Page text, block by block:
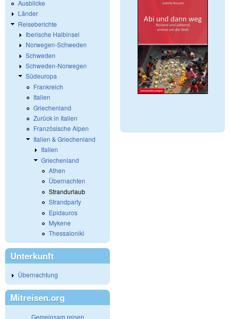
Ausblicke
Länder
Reiseberichte
Iberische Halbinsel
Norwegen-Schweden
Schweden
Schweden-Norwegen
Südeuropa
Frankreich
Italien
Griechenland
Zurück in Italien
Französische Alpen
Italien & Griechenland
Italien
Griechenland
Athen
Übernachten
Strandurlaub
Strandparty
Epidauros
Mykene
Thessaloniki
Unterkunft
Übernachtung
Mitreisen.org
Gemeinsam reisen